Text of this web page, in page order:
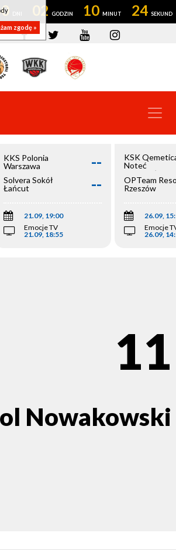
02 10 24
KKS Polonia
Warszawa
--
Solvera Sokół
Łańcut
--
21.09, 19:00
Emocje TV
21.09, 18:55
KSK
Noteć
Inowrocław
OPTeam
Rzeszów
26.09,
Emocje
26.09,
11
Nowakowski
zgodę »